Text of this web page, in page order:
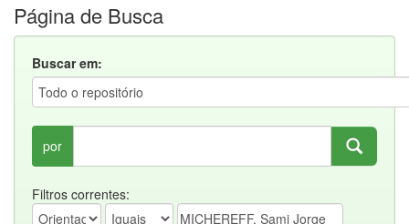
Página de Busca
Buscar em:
por
Filtros correntes: